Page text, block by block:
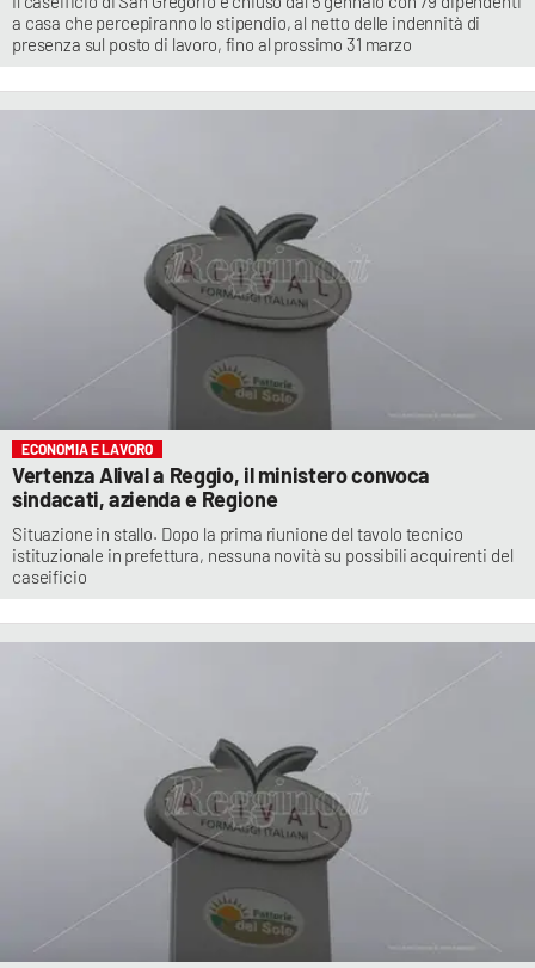
a casa che percepiranno lo stipendio, al netto delle indennità di
presenza sul posto di lavoro, fino al prossimo 31 marzo
ECONOMIA E LAVORO
Vertenza Alival a Reggio, il ministero convoca
sindacati, azienda e Regione
Situazione in stallo. Dopo la prima riunione del tavolo tecnico
istituzionale in prefettura, nessuna novità su possibili acquirenti del
caseificio